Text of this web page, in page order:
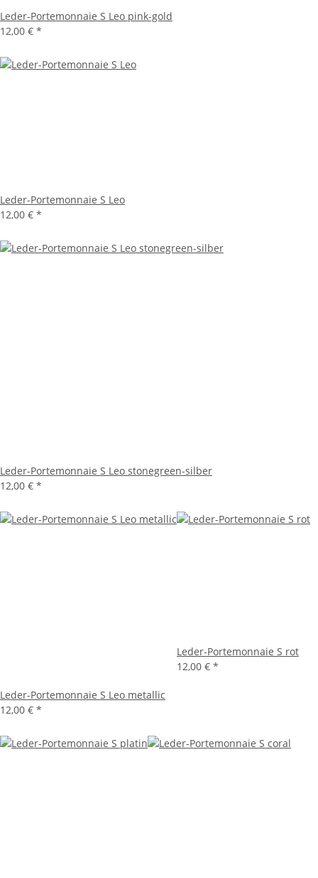
Leder-Portemonnaie S Leo pink-gold
12,00 € *
Leder-Portemonnaie S Leo
12,00 € *
Leder-Portemonnaie S Leo stonegreen-silber
12,00 € *
Leder-Portemonnaie S Leo metallic
12,00 € *
Leder-Portemonnaie S rot
12,00 € *